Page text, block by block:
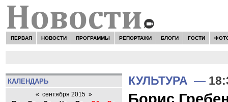
ПЕРВАЯ НОВОСТИ ПРОГРАММЫ РЕПОРТАЖИ БЛОГИ ГОСТИ
КАЛЕНДАРЬ
« сентября 2015 »
КУЛЬТУРА —
Борис